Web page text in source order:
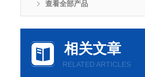
查看全部产品
相关文章
RELATED ARTICLES